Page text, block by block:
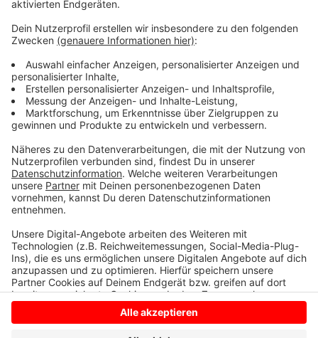
Stellungnahme sie am Ende abgibt. Ähnlich sieht's in
Billerbeck und Dülmen aus - erst wenn es konkretere
Infos gibt, können Sie was sagen.
Die Online-Veranstaltung finden SieHIER.
Anzeige
Anzeige